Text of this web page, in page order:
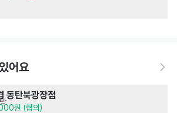
어요
동탄북광장점
원 (협의)